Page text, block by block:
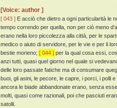
[Voice: author ]
[ 043 ] E acciò che dietro a ogni particularità le
tempo correndo per quella, non per ciò meno
erano nella loro piccolezza alla città, per le
medico o aiuto di servidore, per le vie e per li
bestie morieno; [ 044 ] per la qual cosa essi,
anzi tutti, quasi quel giorno nel quale si
delle loro passate fatiche ma di consumare
buoi, gli asini, le pecore, le capre, i porci, i polli
ancora le biade abbandonate erano, senza
molti, quasi come razionali, poi che pasciuti
satolli.